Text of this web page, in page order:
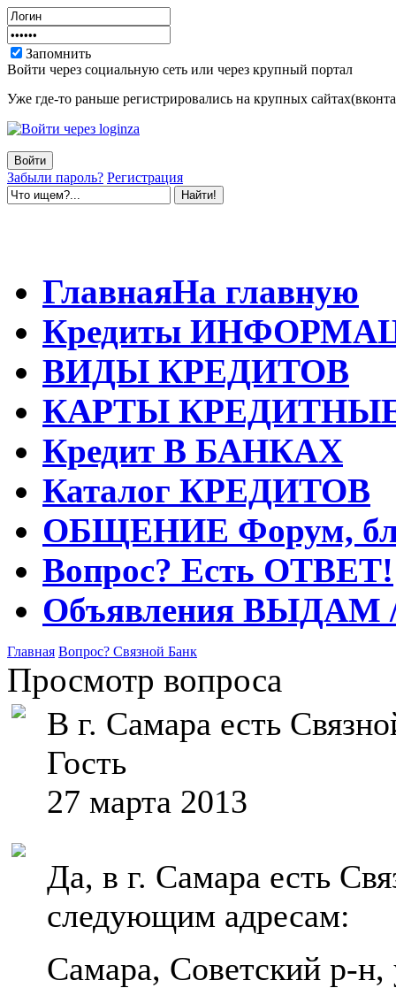
Запомнить
Войти через социальную сеть или через крупный портал
Уже где-то раньше регистрировались на крупных
Забыли пароль? Регистрация
ГлавнаяНа главную
Кредиты
ВИДЫ КРЕДИТОВ
КАРТЫ
Кредит В БАНКАХ
Каталог КРЕДИТОВ
ОБЩЕНИЕ Форум,
Вопрос? Есть ОТВЕТ!
Объявления ВЫДАМ
Главная Вопрос? Связной Банк
Просмотр вопроса
В г. Самара есть
Гость
27 марта 2013
Да, в г. Самара есть
следующим адресам:
Самара, Советский р-